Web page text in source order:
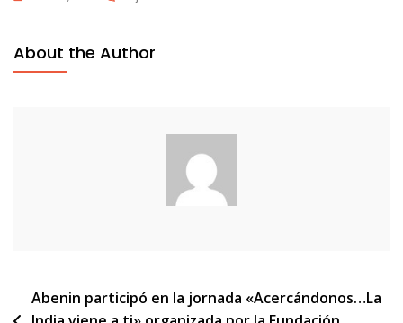
About the Author
Navegación
Abenin participó en la jornada «Acercándonos…La